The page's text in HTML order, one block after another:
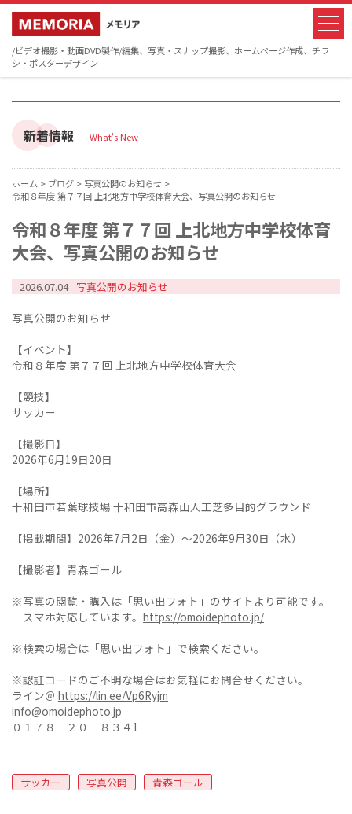
/ビデオ撮影・動画DVD製作/編集、写真・スナップ撮影、ホームページ作成、チラ
シ・ポスターデザイン
新着情報 What's New
ホーム > ブログ > 写真公開のお知らせ >
令和８年度 第７７回 上北地方中学校体育大会、写真公開のお知らせ
令和８年度 第７７回 上北地方中学校体育
大会、写真公開のお知らせ
2026.07.04 写真公開のお知らせ
写真公開のお知らせ
【イベント】
令和８年度 第７７回 上北地方中学校体育大会
【競技】
サッカー
【撮影日】
2026年6月19日20日
【場所】
十和田市若葉球技場 十和田市高森山人工芝多目的グラウンド
【掲載期間】2026年7月2日（金）～2026年9月30日（水）
【撮影者】青森ゴール
※写真の閲覧・購入は「思い出フォト」のサイトより可能です。
スマホ対応しています。 https://omoidephoto.jp/
※検索の場合は「思い出フォト」で検索ください。
※認証コードのご不明な場合はお気軽にお問合せください。
ライン＠ https://lin.ee/Vp6Ryjm
info@omoidephoto.jp
０１７８－２０－８３４1
サッカー 写真公開 青森ゴール